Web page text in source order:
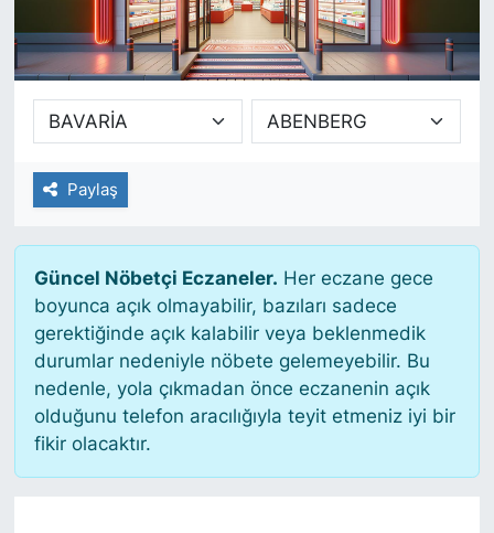
Paylaş
Güncel Nöbetçi Eczaneler. Her eczane gece
boyunca açık olmayabilir, bazıları sadece
gerektiğinde açık kalabilir veya beklenmedik
durumlar nedeniyle nöbete gelemeyebilir. Bu
nedenle, yola çıkmadan önce eczanenin açık
olduğunu telefon aracılığıyla teyit etmeniz iyi bir
fikir olacaktır.
SİYASET
SAĞLIK